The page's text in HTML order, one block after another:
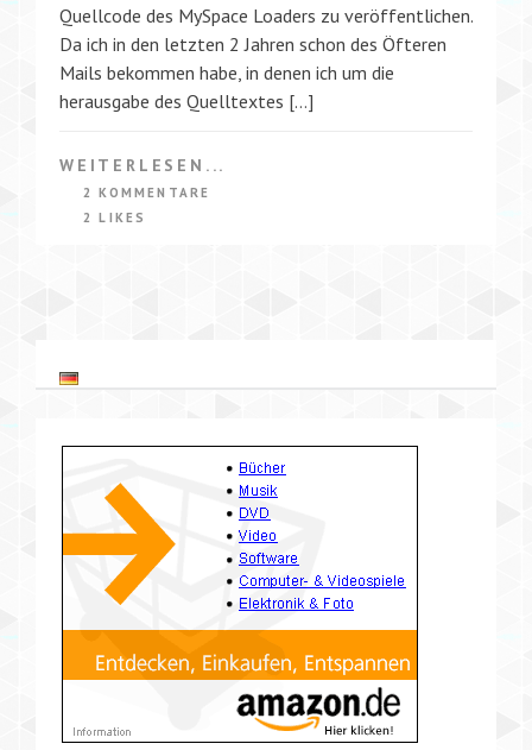
Quellcode des MySpace Loaders zu veröffentlichen.
Da ich in den letzten 2 Jahren schon des Öfteren
Mails bekommen habe, in denen ich um die
herausgabe des Quelltextes […]
WEITERLESEN...
2 KOMMENTARE
2 LIKES